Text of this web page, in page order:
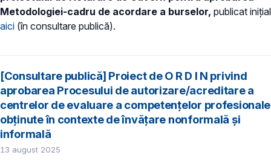
Metodologiei-cadru de acordare a burselor, publicat inițial
aici (în consultare publică).
[Consultare publică] Proiect de O R D I N privind
aprobarea Procesului de autorizare/acreditare a
centrelor de evaluare a competențelor profesionale
obținute în contexte de învățare nonformală și
informală
13 august 2025